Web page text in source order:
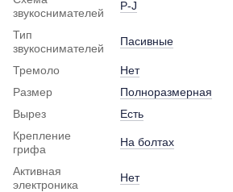
звукоснимателей
P-J
Тип
звукоснимателей
Пасивные
Тремоло
Нет
Размер
Полноразмерная
Вырез
Есть
Крепление
грифа
На болтах
Активная
электроника
Нет